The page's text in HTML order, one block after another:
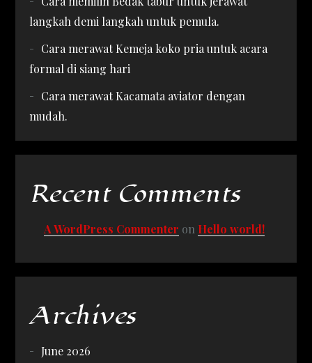
langkah demi langkah untuk pemula.
Cara merawat Kemeja koko pria untuk acara
formal di siang hari
Cara merawat Kacamata aviator dengan
mudah.
Recent Comments
A WordPress Commenter on Hello world!
Archives
June 2026